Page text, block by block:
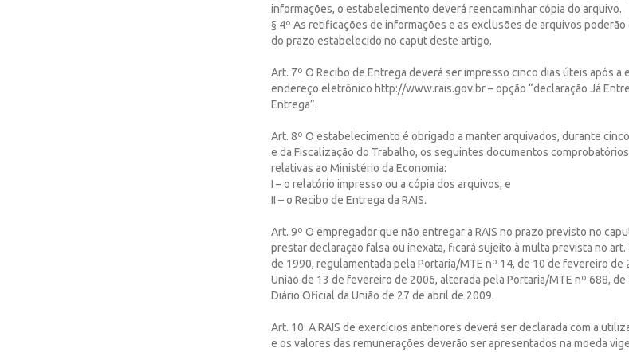
informações, o estabelecimento deverá reencaminhar cópia do arquivo.
§ 4º As retificações de informações e as exclusões de arquivos
do prazo estabelecido no caput deste artigo.
Art. 7º O Recibo de Entrega deverá ser impresso cinco dias úteis após
endereço eletrônico http://www.rais.gov.br – opção “declaração Já
Entrega”.
Art. 8º O estabelecimento é obrigado a manter arquivados, durante
e da Fiscalização do Trabalho, os seguintes documentos
relativas ao Ministério da Economia:
I – o relatório impresso ou a cópia dos arquivos; e
II – o Recibo de Entrega da RAIS.
Art. 9º O empregador que não entregar a RAIS no prazo previsto no
prestar declaração falsa ou inexata, ficará sujeito à multa prevista no art.
de 1990, regulamentada pela Portaria/MTE nº 14, de 10 de fevereiro de
União de 13 de fevereiro de 2006, alterada pela Portaria/MTE nº 688,
Diário Oficial da União de 27 de abril de 2009.
Art. 10. A RAIS de exercícios anteriores deverá ser declarada com a
e os valores das remunerações deverão ser apresentados na moeda